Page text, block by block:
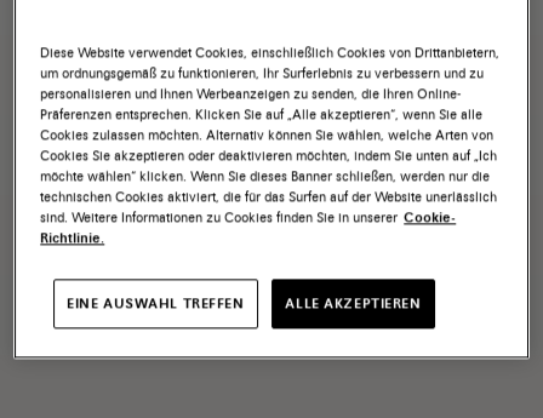
Diese Website verwendet Cookies, einschließlich Cookies von Drittanbietern,
um ordnungsgemäß zu funktionieren, Ihr Surferlebnis zu verbessern und zu
personalisieren und Ihnen Werbeanzeigen zu senden, die Ihren Online-
Präferenzen entsprechen. Klicken Sie auf „Alle akzeptieren“, wenn Sie alle
Cookies zulassen möchten. Alternativ können Sie wählen, welche Arten von
Cookies Sie akzeptieren oder deaktivieren möchten, indem Sie unten auf „Ich
möchte wählen“ klicken. Wenn Sie dieses Banner schließen, werden nur die
technischen Cookies aktiviert, die für das Surfen auf der Website unerlässlich
sind. Weitere Informationen zu Cookies finden Sie in unserer Cookie-
Richtlinie.
EINE AUSWAHL TREFFEN ALLE AKZEPTIEREN